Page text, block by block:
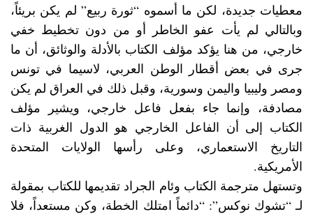
معطيات جديدة، لكن ما أسموه “ثورة ربيع” لم يكن بريئاً،
وبالتالي لم يأت عفو الخاطر أو من دون تخطيط خفي
خارجي، من هنا يؤكد مؤلف الكتاب بالأدلة والوثائق، أن ما
جرى في بعض أقطار الوطن العربي، لاسيما في تونس
ومصر وليبيا واليمن وسورية، وقبل ذلك في العراق لم يكن
مصادفة، وإنما جاء بفعل فاعل خارجي، ويشير مؤلف
الكتاب إلى أن الفاعل الخارجي هو الدول الغربية ذات
التاريخ الاستعماري، وعلى رأسها الولايات المتحدة
الأمريكية.
وتستهل مترجمة الكتاب وئام الجراد تقديمها للكتاب بمقولة
لـ “تشوك نوكس”: “دائماً امتلك الخطة، وكن مستعداً، فلا